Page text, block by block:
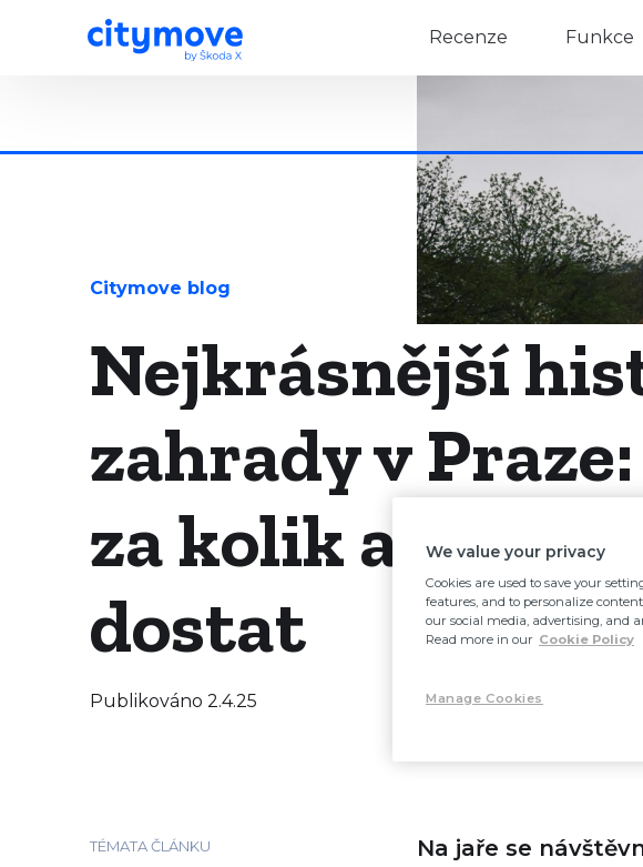
Recenze Funkce
Citymove blog
Nejkrásnější
zahrady v
za kolik a jak se
dostat
Publikováno 2.4.25
TÉMATA ČLÁNKU
Na jaře se
We value your privacy
Cookies are used to save your
features, and to personalize
our social media, advertising, and
Read more in our Cookie Policy
Manage Cookies